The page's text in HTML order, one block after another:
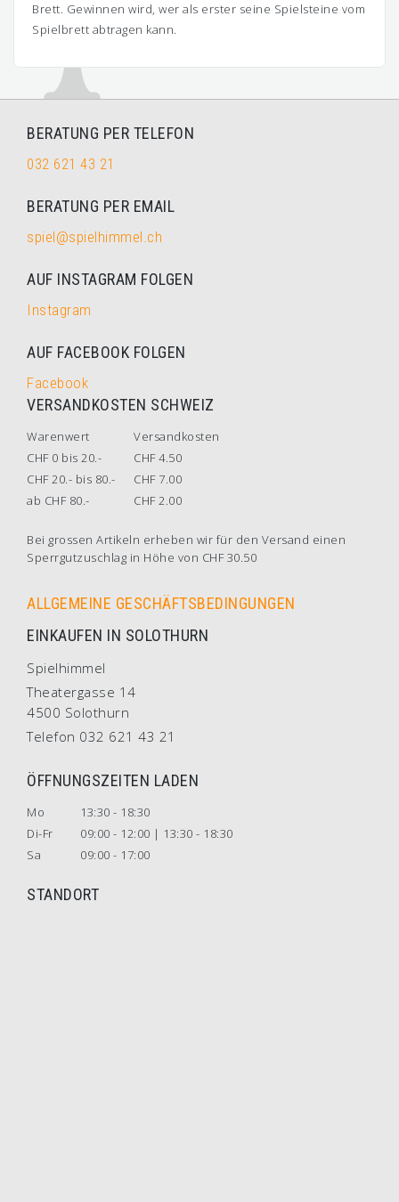
Brett. Gewinnen wird, wer als erster seine Spielsteine vom
Spielbrett abtragen kann.
BERATUNG PER TELEFON
032 621 43 21
BERATUNG PER EMAIL
spiel@spielhimmel.ch
AUF INSTAGRAM FOLGEN
Instagram
AUF FACEBOOK FOLGEN
Facebook
VERSANDKOSTEN SCHWEIZ
Warenwert
Versandkosten
CHF 0 bis 20.-
CHF 4.50
CHF 20.- bis 80.-
CHF 7.00
ab CHF 80.-
CHF 2.00
Bei grossen Artikeln erheben wir für den Versand einen
Sperrgutzuschlag in Höhe von CHF 30.50
ALLGEMEINE GESCHÄFTSBEDINGUNGEN
EINKAUFEN IN SOLOTHURN
Spielhimmel
Theatergasse 14
4500 Solothurn
Telefon 032 621 43 21
ÖFFNUNGSZEITEN LADEN
Mo
13:30 - 18:30
Di-Fr
09:00 - 12:00 | 13:30 - 18:30
Sa
09:00 - 17:00
STANDORT